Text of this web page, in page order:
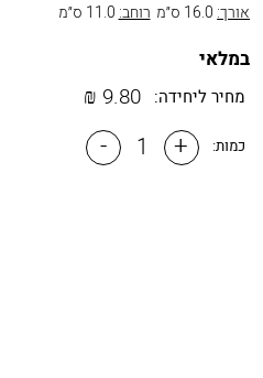
אורך:16.0 ס״מ רוחב:11.0 ס״מ
במלאי
מחיר ליחידה: 9.80
₪
כמות: +
-